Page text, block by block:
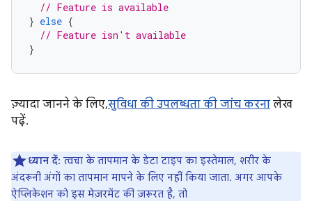
// Feature is available
} else {
// Feature isn't available
}
ज़्यादा जानने के लिए,सुविधा की उपलब्धता की जांच करना लेख
पढ़ें.
ध्यान दें: त्वचा के तापमान के डेटा टाइप का इस्तेमाल, शरीर के
अंदरूनी अंगों का तापमान मापने के लिए नहीं किया जाता. अगर आपके
ऐप्लिकेशन को इस मेज़रमेंट की ज़रूरत है, तो